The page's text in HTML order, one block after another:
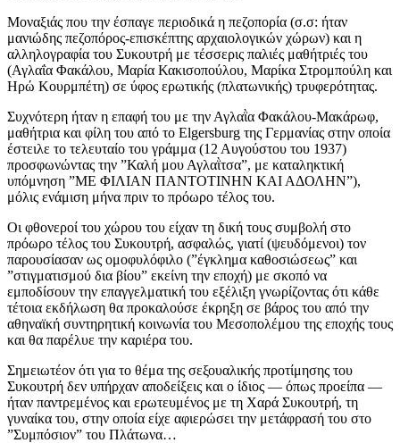
Μοναξιάς που την έσπαγε περιοδικά η πεζοπορία (σ.σ: ήταν
μανιώδης πεζοπόρος-επισκέπτης αρχαιολογικών χώρων) και η
αλληλογραφία του Συκουτρή με τέσσερις παλιές μαθήτριές του
(Αγλαΐα Φακάλου, Μαρία Κακισοπούλου, Μαρίκα Στρομπούλη και
Ηρώ Κουρμπέτη) σε ύφος ερωτικής (πλατωνικής) τρυφερότητας.
Συχνότερη ήταν η επαφή του με την Αγλαῒα Φακάλου-Μακάρωφ,
μαθήτρια και φίλη του από το Elgersburg της Γερμανίας στην οποία
έστειλε το τελευταίο του γράμμα (12 Αυγούστου του 1937)
προσφωνώντας την ”Καλή μου Αγλαῒτσα”, με καταληκτική
υπόμνηση ”ΜΕ ΦΙΛΙΑΝ ΠΑΝΤΟΤΙΝΗΝ ΚΑΙ ΑΔΟΛΗΝ”),
μόλις ενάμιση μήνα πριν το πρόωρο τέλος του.
Οι φθονεροί του χώρου του είχαν τη δική τους συμβολή στο
πρόωρο τέλος του Συκουτρή, ασφαλώς, γιατί (ψευδόμενοι) τον
παρουσίασαν ως ομοφυλόφιλο (”έγκλημα καθοσιώσεως” και
”στιγματισμού δια βίου” εκείνη την εποχή) με σκοπό να
εμποδίσουν την επαγγελματική του εξέλιξη γνωρίζοντας ότι κάθε
τέτοια εκδήλωση θα προκαλούσε έκρηξη σε βάρος του από την
αθηναϊκή συντηρητική κοινωνία του Μεσοπολέμου της εποχής τους
και θα παρέλυε την καριέρα του.
Σημειωτέον ότι για το θέμα της σεξουαλικής προτίμησης του
Συκουτρή δεν υπήρχαν αποδείξεις και ο ίδιος — όπως προείπα —
ήταν παντρεμένος και ερωτευμένος με τη Χαρά Συκουτρή, τη
γυναίκα του, στην οποία είχε αφιερώσει την μετάφρασή του στο
”Συμπόσιον” του Πλάτωνα…